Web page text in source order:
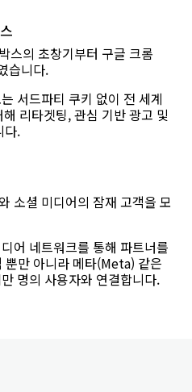
스의 초창기부터 구글 크롬
습니다.
서드파티 쿠키 없이 전 세계
리타겟팅, 관심 기반 광고 및
다.
소셜 미디어의 잠재 고객을 모
어 네트워크를 통해 파트너를
만 아니라 메타(Meta) 같은
명의 사용자와 연결합니다.